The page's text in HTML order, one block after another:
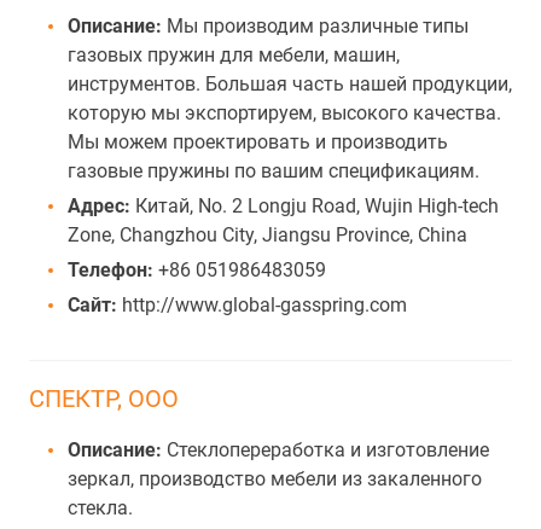
Описание: Мы производим различные типы
газовых пружин для мебели, машин,
инструментов. Большая часть нашей продукции,
которую мы экспортируем, высокого качества.
Мы можем проектировать и производить
газовые пружины по вашим спецификациям.
Адрес: Китай, No. 2 Longju Road, Wujin High-tech
Zone, Changzhou City, Jiangsu Province, China
Телефон: +86 051986483059
Сайт: http://www.global-gasspring.com
СПЕКТР, ООО
Описание: Стеклопереработка и изготовление
зеркал, производство мебели из закаленного
стекла.